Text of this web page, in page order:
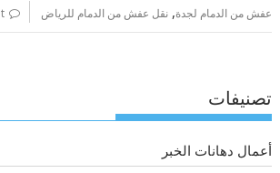
عفش من الدمام لجدة,نقل عفش من الدمام للرياض
تصنيفات
أعمال دهانات الخبر